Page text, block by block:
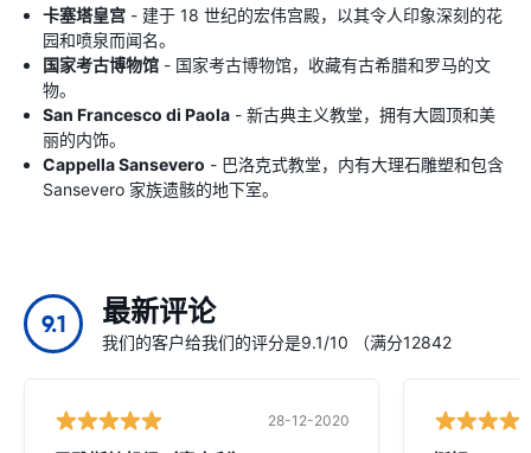
卡塞塔皇宫 - 建于 18 世纪的宏伟宫殿，以其令人印象深刻的花
园和喷泉而闻名。
国家考古博物馆 - 国家考古博物馆，收藏有古希腊和罗马的文
物。
San Francesco di Paola - 新古典主义教堂，拥有大圆顶和美
丽的内饰。
Cappella Sansevero - 巴洛克式教堂，内有大理石雕塑和包含
Sansevero 家族遗​​骸的地下室。
9.1 最新评论
我们的客户给我们的评分是9.1/10 （满分12842
28-12-2020